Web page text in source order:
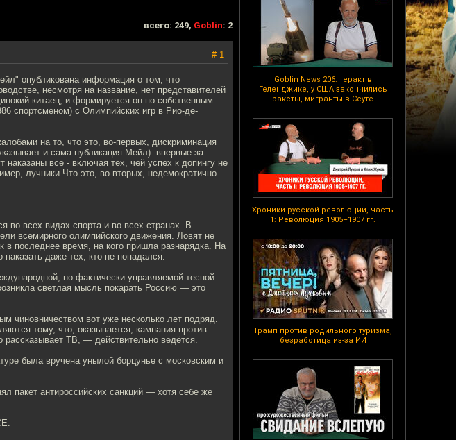
Goblin News 206: теракт в
Геленджике, у США закончились
ракеты, мигранты в Сеуте
Хроники русской революции, часть
1: Революция 1905–1907 гг.
Трамп против родильного туризма,
безработица из-за ИИ
всего: 249, Goblin: 2
# 1
опубликована информация о том, что
несмотря на название, нет представителей
китаец, и формируется он по собственным
спортсменом) с Олимпийских игр в Рио-де-
на то, что это, во-первых, дискриминация
и сама публикация Мейл): впервые за
все - включая тех, чей успех к допингу не
лучники.Что это, во-вторых, недемократично.
во всех видах спорта и во всех странах. В
всемирного олимпийского движения. Ловят не
в последнее время, на кого пришла разнарядка. На
даже тех, кто не попадался.
но фактически управляемой тесной
светлая мысль покарать Россию — это
чиновничеством вот уже несколько лет подряд.
тому, что, оказывается, кампания против
рассказывает ТВ, — действительно ведётся.
была вручена унылой борцунье с московским и
пакет антироссийских санкций — хотя себе же